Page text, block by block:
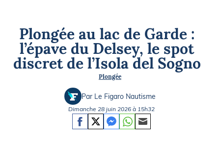
Plongée au lac de Garde :
l’épave du Delsey, le spot
discret de l’Isola del Sogno
Plongée
Par Le Figaro Nautisme
Dimanche 28 juin 2026 à 15h32